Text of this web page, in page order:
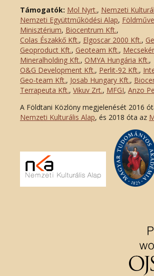
Támogatók: Mol Nyrt., Nemzeti
Nemzeti Együttműködési Alap,
Minisztérium, Biocentrum Kft.,
Colas Északkő Kft., Elgoscar 2000 Kft.,
Geoproduct Kft., Geoteam Kft.,
Mineralholding Kft., OMYA Hungária Kft.,
O&G Development Kft., Perlit-92 Kft.,
Geo-team Kft., Josab Hungary Kft.,
Terrapeuta Kft., Vikuv Zrt., MFGI, Anzo
A Földtani Közlöny megjelenését 2016
Nemzeti Kulturális Alap, és 2018 óta az